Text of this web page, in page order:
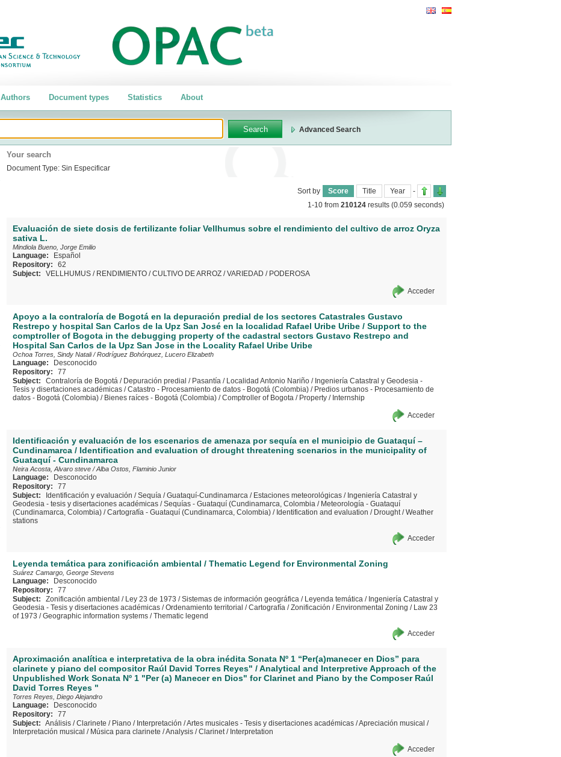
Authors Document types Statistics About
Advanced Search
Your search
Document Type: Sin Especificar
Sort by Score Title Year
-
1-10 from 210124 results (0.059 seconds)
Evaluación de siete dosis de fertilizante foliar Vellhumus sobre el rendimiento del cultivo de arroz Oryza
sativa L.
Mindiola Bueno, Jorge Emilio
Language:
Español
Repository:
62
Subject:
VELLHUMUS / RENDIMIENTO /CULTIVO DE ARROZ /VARIEDAD / PODEROSA
Acceder
Apoyo a la contraloría de Bogotá en la depuración predial de los sectores Catastrales Gustavo
Restrepo y hospital San Carlos de la Upz San José en la localidad Rafael Uribe Uribe / Support to the
comptroller of Bogota in the debugging property of the cadastral sectors Gustavo Restrepo and
Hospital San Carlos de la Upz San Jose in the Locality Rafael Uribe Uribe
Ochoa Torres, Sindy Natali/Rodríguez Bohórquez, Lucero Elizabeth
Language:
Desconocido
Repository:
77
Subject:
Contraloría de Bogotá / Depuración predial / Pasantía / Localidad Antonio Nariño / Ingeniería Catastral y Geodesia -
Tesis y disertaciones académicas /Catastro - Procesamiento de datos - Bogotá (Colombia) / Predios urbanos - Procesamiento de
datos - Bogotá (Colombia) / Bienes raíces - Bogotá (Colombia) /Comptroller of Bogota / Property / Internship
Acceder
Identificación y evaluación de los escenarios de amenaza por sequía en el municipio de Guataquí –
Cundinamarca / Identification and evaluation of drought threatening scenarios in the municipality of
Guataquí - Cundinamarca
Neira Acosta, Alvaro steve /Alba Ostos, Flaminio Junior
Language:
Desconocido
Repository:
77
Subject:
Identificación y evaluación /Sequía /Guataquí-Cundinamarca / Estaciones meteorológicas / Ingeniería Catastral y
Geodesia - tesis y disertaciones académicas /Sequías - Guataquí (Cundinamarca, Colombia / Meteorología - Guataquí
(Cundinamarca, Colombia) /Cartografía - Guataquí (Cundinamarca, Colombia) / Identification and evaluation / Drought/Weather
stations
Acceder
Leyenda temática para zonificación ambiental / Thematic Legend for Environmental Zoning
Suárez Camargo, George Stevens
Language:
Desconocido
Repository:
77
Subject:
Zonificación ambiental / Ley 23 de 1973 /Sistemas de información geográfica / Leyenda temática / Ingeniería Catastral y
Geodesia - Tesis y disertaciones académicas /Ordenamiento territorial /Cartografía /Zonificación / Environmental Zoning / Law 23
of 1973 /Geographic information systems /Thematic legend
Acceder
Aproximación analítica e interpretativa de la obra inédita Sonata Nº 1 “Per(a)manecer en Dios” para
clarinete y piano del compositor Raúl David Torres Reyes" / Analytical and Interpretive Approach of the
Unpublished Work Sonata Nº 1 "Per (a) Manecer en Dios" for Clarinet and Piano by the Composer Raúl
David Torres Reyes "
Torres Reyes, Diego Alejandro
Language:
Desconocido
Repository:
77
Subject: Análisis /Clarinete / Piano / Interpretación /Artes musicales - Tesis y disertaciones académicas /Apreciación musical /
Interpretación musical / Música para clarinete /Analysis /Clarinet/ Interpretation
Acceder